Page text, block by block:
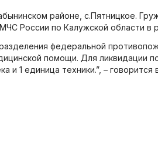
районе, с.Пятницкое.
России по Калужской области в
федеральной
помощи. Для ликвидации
и 1 единица техники.”, –